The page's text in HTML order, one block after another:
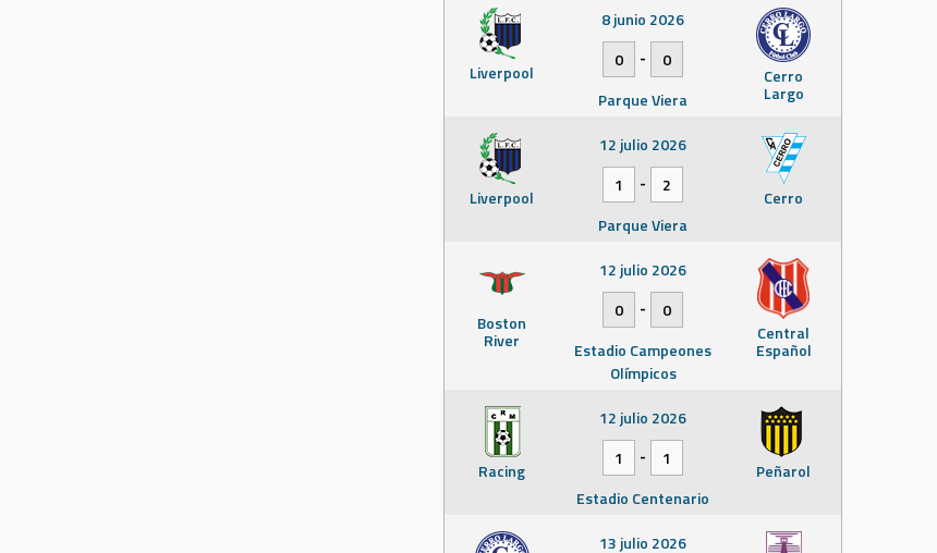
Liverpool Cerro
Largo
8 junio 2026
0
-
0
Parque Viera
Liverpool Cerro
12 julio 2026
1
-
2
Parque Viera
Boston
River Central
Español
12 julio 2026
0
-
0
Estadio Campeones
Olímpicos
Racing Peñarol
12 julio 2026
1
-
1
Estadio Centenario
13 julio 2026